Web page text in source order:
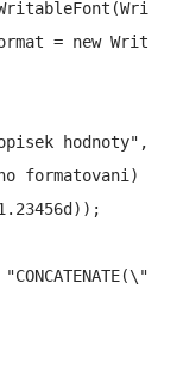
= new
hodnoty",
formatovani)